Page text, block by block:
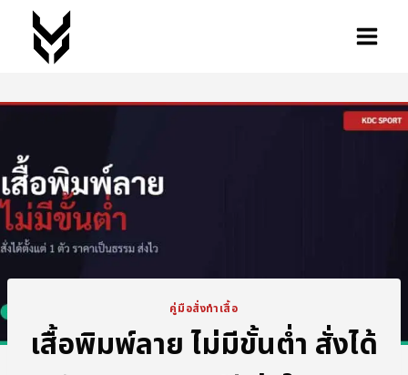
คู่มือสั่งทำเสื้อ
เสื้อพิมพ์ลาย ไม่มีขั้นต่ำ สั่งได้